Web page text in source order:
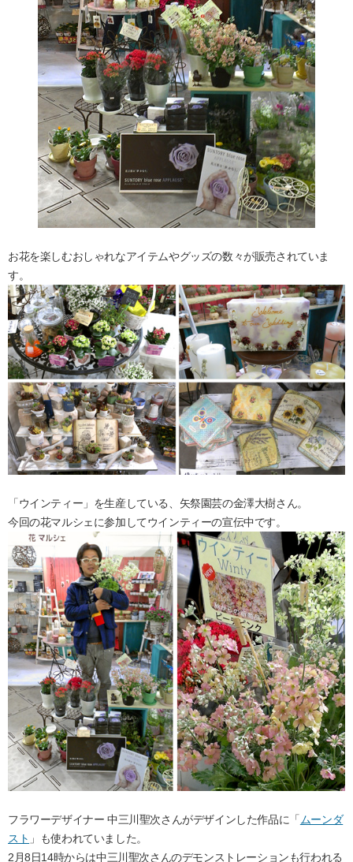
お花を楽しむおしゃれなアイテムやグッズの数々が販売されていま
す。
「ウインティー」を生産している、矢祭園芸の金澤大樹さん。
今回の花マルシェに参加してウインティーの宣伝中です。
フラワーデザイナー 中三川聖次さんがデザインした作品に「ムーンダ
スト 」も使われていました。
2月8日14時からは中三川聖次さんのデモンストレーションも行われる